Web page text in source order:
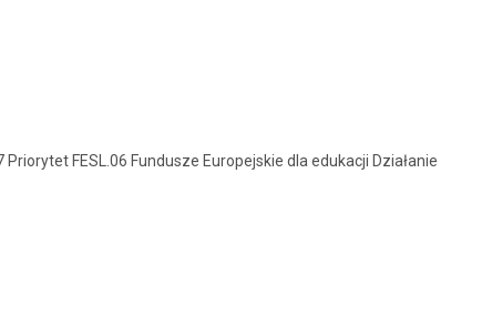
FESL.06 Fundusze Europejskie dla edukacji Działanie